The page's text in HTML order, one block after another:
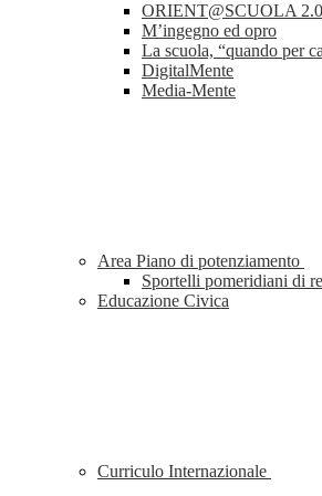
ORIENT@SCUOLA 2.0
M’ingegno ed opro
La scuola, “quando per
DigitalMente
Media-Mente
Area Piano di potenziamento
Sportelli pomeridiani di
Educazione Civica
Curriculo Internazionale